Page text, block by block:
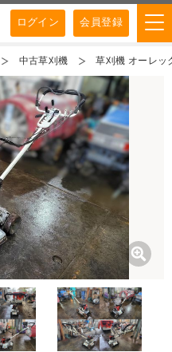
ログイン 会員登録
中古草刈機 草刈機 オーレ